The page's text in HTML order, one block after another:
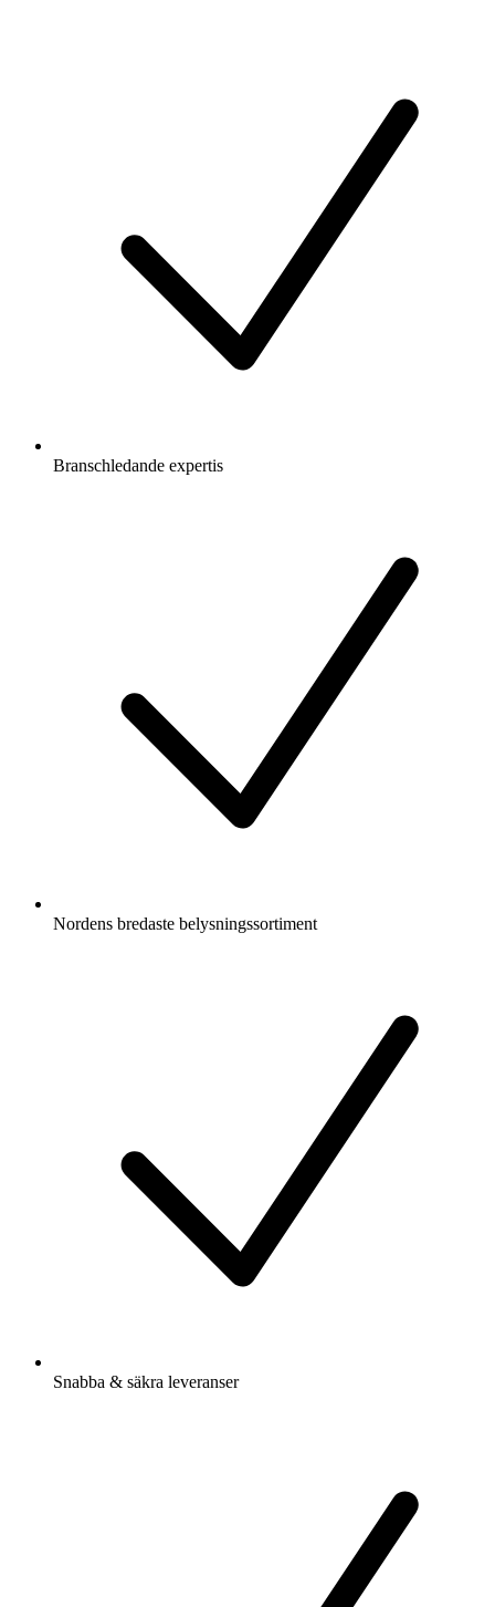
Branschledande expertis
Nordens bredaste belysningssortiment
Snabba & säkra leveranser